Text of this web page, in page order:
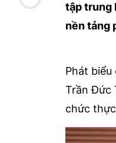
tập trung
nền tảng
Phát
Trần Đức
chức